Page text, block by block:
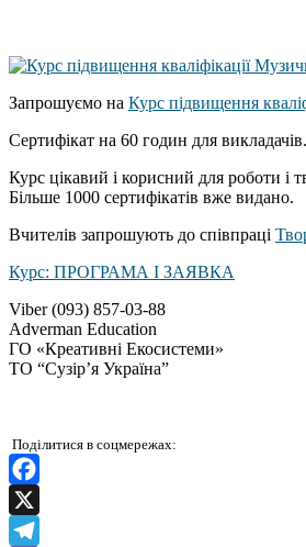
Запрошуємо на Курс підвищення
Сертифікат на 60 годин для
Курс цікавий і корисний для роботи і
Більше 1000 сертифікатів вже видано.
Вчителів запрошують до співпраці
Курс: ПРОГРАМА І ЗАЯВКА
Viber (093) 857-03-88
Adverman Education
ГО «Креативні Екосистеми»
ТО “Сузір’я Україна”
Поділитися в соцмережах:
Facebook
X